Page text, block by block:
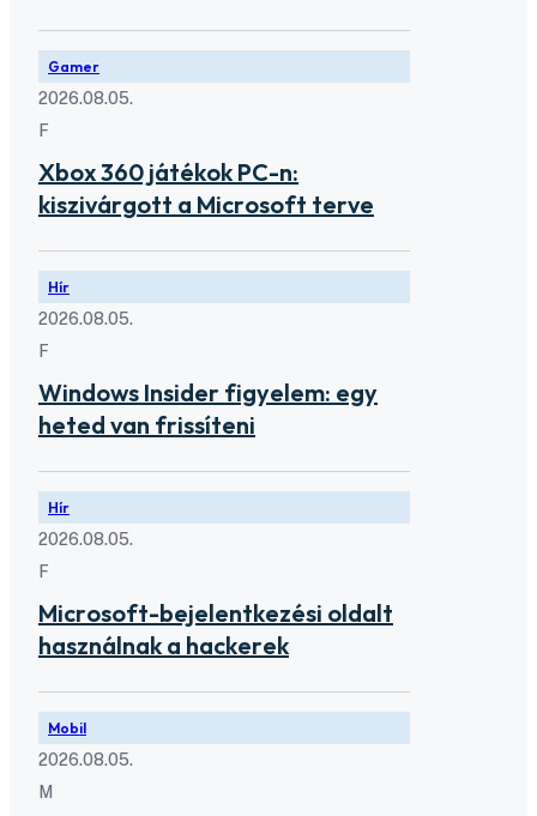
Gamer
2026.08.05.
F
Xbox 360 játékok PC-n:
kiszivárgott a Microsoft terve
Hír
2026.08.05.
F
Windows Insider figyelem: egy
heted van frissíteni
Hír
2026.08.05.
F
Microsoft-bejelentkezési oldalt
használnak a hackerek
Mobil
2026.08.05.
M